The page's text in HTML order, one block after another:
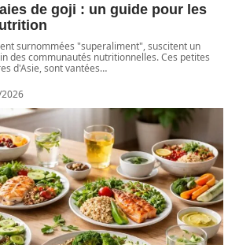
de goji : un guide pour les
surnommées "superaliment", suscitent un
des communautés nutritionnelles. Ces petites
d'Asie, sont vantées…